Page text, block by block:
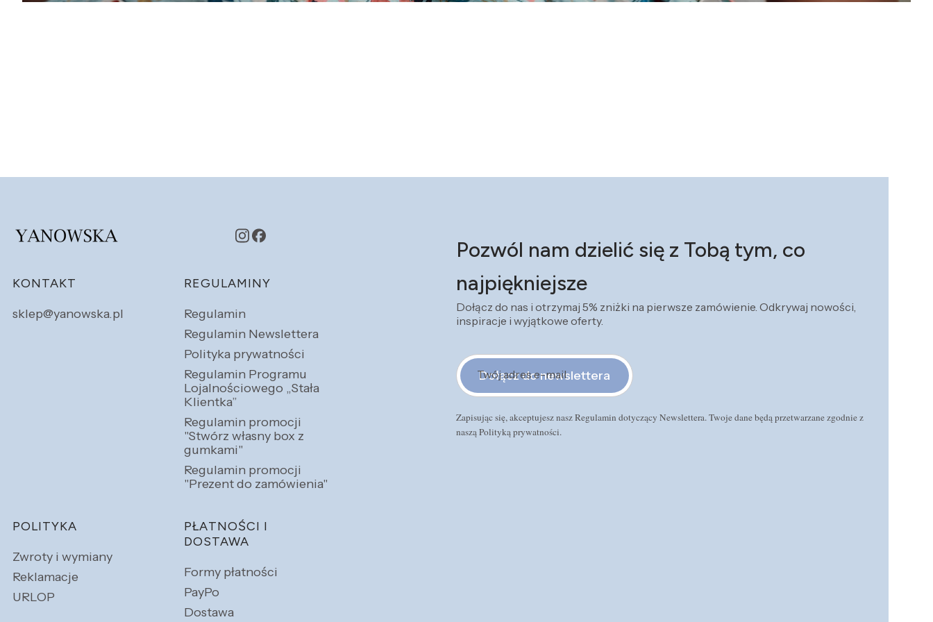
Linki w stopce
KONTAKT
sklep@yanowska.pl
REGULAMINY
Regulamin
Regulamin Newslettera
Polityka prywatności
Regulamin Programu
Lojalnościowego „Stała
Klientka”
Regulamin promocji
"Stwórz własny box z
gumkami"
Regulamin promocji
"Prezent do zamówienia"
POLITYKA
Zwroty i wymiany
Reklamacje
URLOP
PŁATNOŚCI I
DOSTAWA
Formy płatności
PayPo
Dostawa
Pozwól nam dzielić się z Tobą tym, co
najpiękniejsze
Dołącz do nas i otrzymaj 5% zniżki na pierwsze zamówienie. Odkrywaj nowości,
inspiracje i wyjątkowe oferty.
Twój adres e-mail
Dołącz do newslettera
Zapisując się, akceptujesz nasz Regulamin dotyczący Newslettera. Twoje dane będą przetwarzane zgodnie z
naszą Polityką prywatności.